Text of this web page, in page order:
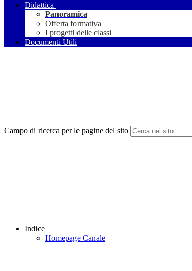
Didattica
Panoramica
Offerta formativa
I progetti delle classi
Documenti Utili
Campo di ricerca per le pagine del sito
Indice
Homepage Canale